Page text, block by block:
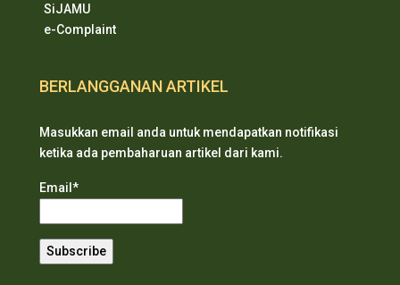
SiJAMU
e-Complaint
BERLANGGANAN ARTIKEL
Masukkan email anda untuk mendapatkan notifikasi
ketika ada pembaharuan artikel dari kami.
Email*